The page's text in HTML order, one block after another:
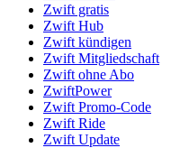
Zwift gratis
Zwift Hub
Zwift kündigen
Zwift Mitgliedschaft
Zwift ohne Abo
ZwiftPower
Zwift Promo-Code
Zwift Ride
Zwift Update